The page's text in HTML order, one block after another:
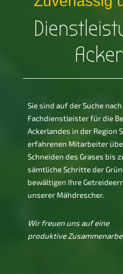
Sie sind auf der Suche
Fachdienstleister für die
Ackerlandes in der Region
erfahrenen Mitarbeiter
Schneiden des Grases bis
sämtliche Schritte der
bewältigen Ihre
unserer Mähdrescher.
Wir freuen uns auf eine
produktive